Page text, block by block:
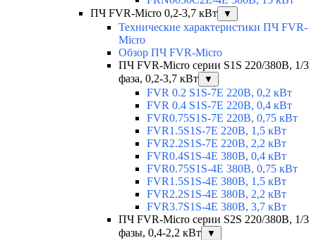
ПЧ FVR-Micro 0,2-3,7 кВт
▼
Технические характеристики ПЧ FVR-
Micro
Обзор ПЧ FVR-Micro
ПЧ FVR-Micro серии S1S 220/380В, 1/3
фаза, 0,2-3,7 кВт
▼
FVR 0.2 S1S-7E 220В, 0,2 кВт
FVR 0.4 S1S-7E 220В, 0,4 кВт
FVR0.75S1S-7E 220В, 0,75 кВт
FVR1.5S1S-7E 220В, 1,5 кВт
FVR2.2S1S-7E 220В, 2,2 кВт
FVR0.4S1S-4E 380В, 0,4 кВт
FVR0.75S1S-4E 380В, 0,75 кВт
FVR1.5S1S-4E 380В, 1,5 кВт
FVR2.2S1S-4E 380В, 2,2 кВт
FVR3.7S1S-4E 380В, 3,7 кВт
ПЧ FVR-Micro серии S2S 220/380В, 1/3
фазы, 0,4-2,2 кВт
▼